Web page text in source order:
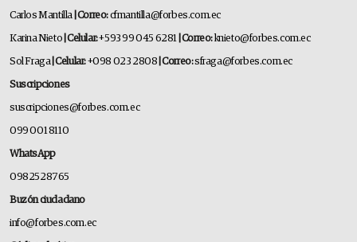
Carlos Mantilla | Correo:cfmantilla@forbes.com.ec
Karina Nieto | Celular:+593 99 045 6281 | Correo:knieto@forbes.com.ec
Sol Fraga| Celular:+098 023 2808 | Correo:sfraga@forbes.com.ec
Suscripciones
suscripciones@forbes.com.ec
099 001 8110
WhatsApp
0982528765
Buzón ciudadano
info@forbes.com.ec